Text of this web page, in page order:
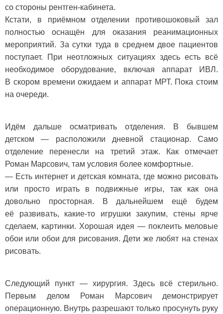
со стороны рентген-кабинета.
Кстати, в приёмном отделении противошоковый зал
полностью оснащён для оказания реанимационных
мероприятий. За сутки туда в среднем двое пациентов
поступает. При неотложных ситуациях здесь есть всё
необходимое оборудование, включая аппарат ИВЛ.
В скором времени ожидаем и аппарат МРТ. Пока стоим
на очереди.
Идём дальше осматривать отделения. В бывшем
детском — расположили дневной стационар. Само
отделение перенесли на третий этаж. Как отмечает
Роман Марсович, там условия более комфортные.
— Есть интернет и детская комната, где можно рисовать
или просто играть в подвижные игры, так как она
довольно просторная. В дальнейшем ещё будем
её развивать, какие-то игрушки закупим, стены ярче
сделаем, картинки. Хорошая идея — поклеить меловые
обои или обои для рисования. Дети же любят на стенах
рисовать.
Следующий пункт — хирургия. Здесь всё стерильно.
Первым делом Роман Марсович демонстрирует
операционную. Внутрь разрешают только просунуть руку